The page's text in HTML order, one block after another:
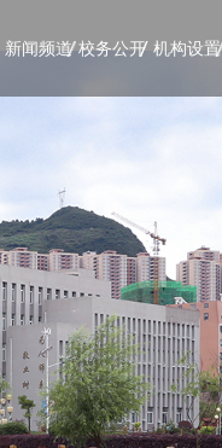
新闻频道 校务公开 机构设置